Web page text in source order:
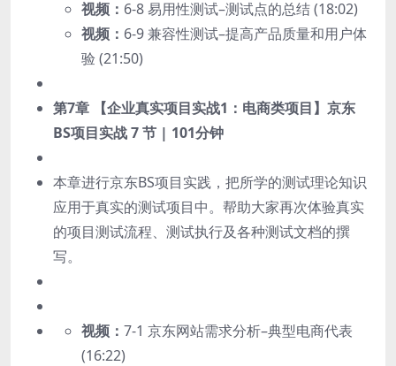
视频： 6-8 易用性测试–测试点的总结 (18:02)
视频： 6-9 兼容性测试–提高产品质量和用户体
验 (21:50)
第7章 【企业真实项目实战1：电商类项目】京东
BS项目实战7 节 | 101分钟
本章进行京东BS项目实践，把所学的测试理论知识
应用于真实的测试项目中。帮助大家再次体验真实
的项目测试流程、测试执行及各种测试文档的撰
写。
视频： 7-1 京东网站需求分析–典型电商代表
(16:22)